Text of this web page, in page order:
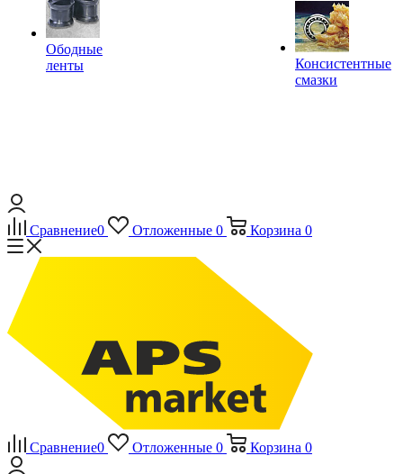
Ободные
ленты
Консистентные
смазки
Сравнение0 Отложенные 0 Корзина 0
Сравнение0 Отложенные 0 Корзина 0